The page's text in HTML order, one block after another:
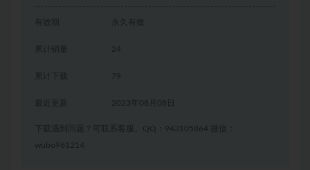
有效期 永久有效
累计销量 24
累计下载 79
2023年08月08日
下载遇到问题？可联系客服。QQ：943105864 微信：
wubo961214